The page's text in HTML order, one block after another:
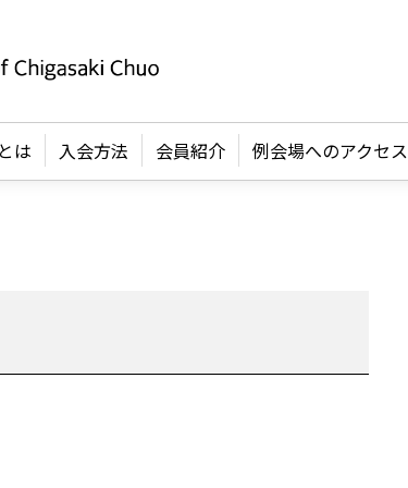
は 入会方法 会員紹介 例会場へのアクセス